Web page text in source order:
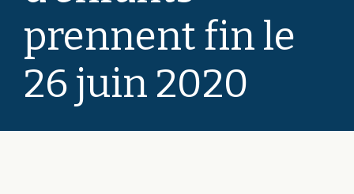
prennent fin le
26 juin 2020